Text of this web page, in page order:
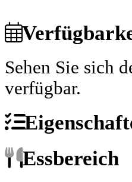
Sehen Sie sich
verfügbar.
Essbereich